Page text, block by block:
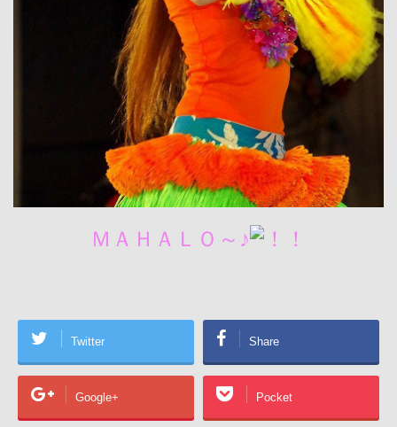
ＭＡＨＡＬＯ～♪
Twitter Share
Google+ Pocket